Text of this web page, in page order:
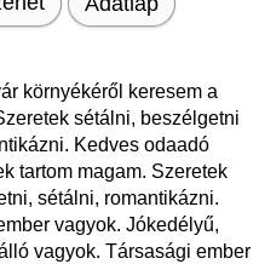
környékéről keresem a
sétálni, beszélgetni
Kedves odaadó
tartom magam. Szeretek
sétálni, romantikázni.
vagyok. Jókedélyű,
vagyok. Társasági ember